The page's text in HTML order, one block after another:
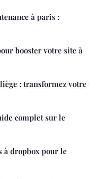
à paris :
booster votre site à
: transformez votre
complet sur le
à dropbox pour le